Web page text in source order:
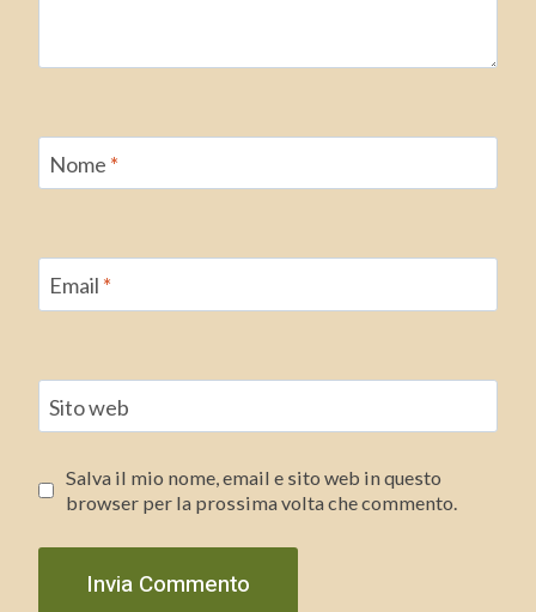
Nome *
Email *
Sito web
Salva il mio nome, email e sito web in questo
browser per la prossima volta che commento.